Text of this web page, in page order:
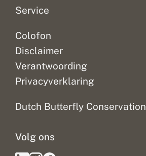
Service
Colofon
Disclaimer
Verantwoording
Privacyverklaring
Dutch Butterfly Conservation
Volg ons